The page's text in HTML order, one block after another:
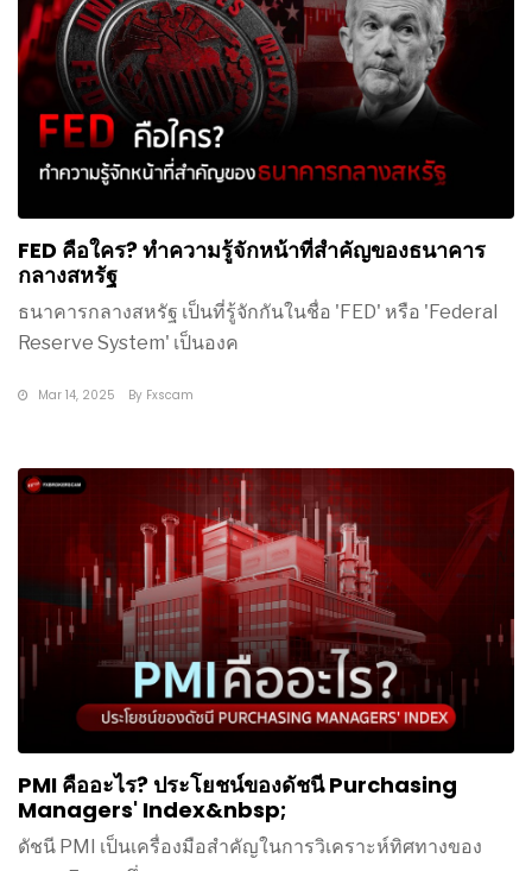
FED คือใคร? ทำความรู้จักหน้าที่สำคัญของธนาคาร
กลางสหรัฐ
ธนาคารกลางสหรัฐ เป็นที่รู้จักกันในชื่อ 'FED' หรือ 'Federal
Reserve System' เป็นองค
Mar 14, 2025 By Fxscam
PMI คืออะไร? ประโยชน์ของดัชนี Purchasing
Managers' Index&nbsp;
ดัชนี PMI เป็นเครื่องมือสำคัญในการวิเคราะห์ทิศทางของ